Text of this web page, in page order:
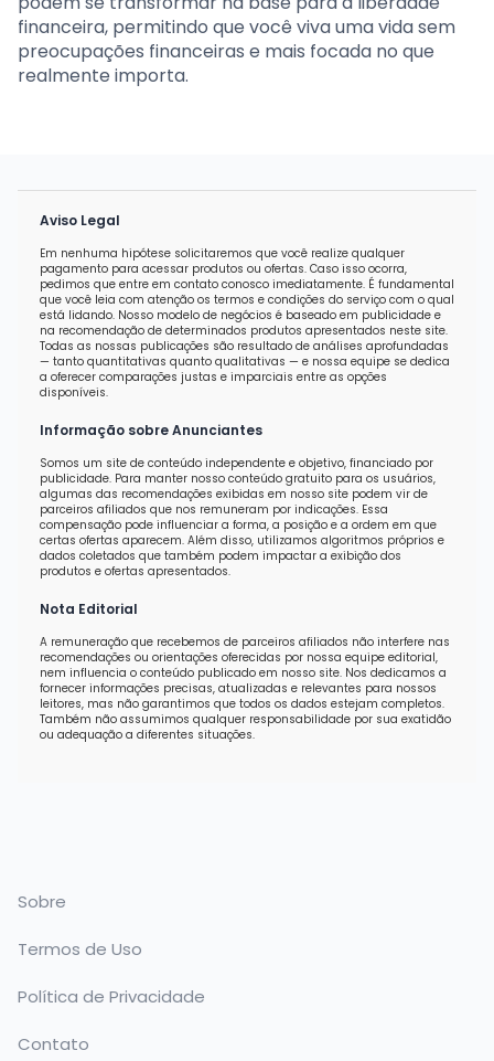
financeira, permitindo que você viva uma vida sem
preocupações financeiras e mais focada no que
realmente importa.
Aviso Legal
Em nenhuma hipótese solicitaremos que você realize qualquer
pagamento para acessar produtos ou ofertas. Caso isso ocorra,
pedimos que entre em contato conosco imediatamente. É fundamental
que você leia com atenção os termos e condições do serviço com o qual
está lidando. Nosso modelo de negócios é baseado em publicidade e
na recomendação de determinados produtos apresentados neste site.
Todas as nossas publicações são resultado de análises aprofundadas
— tanto quantitativas quanto qualitativas — e nossa equipe se dedica
a oferecer comparações justas e imparciais entre as opções
disponíveis.
Informação sobre Anunciantes
Somos um site de conteúdo independente e objetivo, financiado por
publicidade. Para manter nosso conteúdo gratuito para os usuários,
algumas das recomendações exibidas em nosso site podem vir de
parceiros afiliados que nos remuneram por indicações. Essa
compensação pode influenciar a forma, a posição e a ordem em que
certas ofertas aparecem. Além disso, utilizamos algoritmos próprios e
dados coletados que também podem impactar a exibição dos
produtos e ofertas apresentados.
Nota Editorial
A remuneração que recebemos de parceiros afiliados não interfere nas
recomendações ou orientações oferecidas por nossa equipe editorial,
nem influencia o conteúdo publicado em nosso site. Nos dedicamos a
fornecer informações precisas, atualizadas e relevantes para nossos
leitores, mas não garantimos que todos os dados estejam completos.
Também não assumimos qualquer responsabilidade por sua exatidão
ou adequação a diferentes situações.
Sobre
Termos de Uso
Política de Privacidade
Contato